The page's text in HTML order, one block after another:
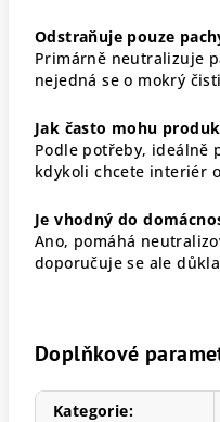
Odstraňuje pouze
Primárně neutralizuje
nejedná se o mokrý
Jak často mohu
Podle potřeby, ideálně
kdykoli chcete interiér
Je vhodný do
Ano, pomáhá
doporučuje se ale
Doplňkové
Kategorie: